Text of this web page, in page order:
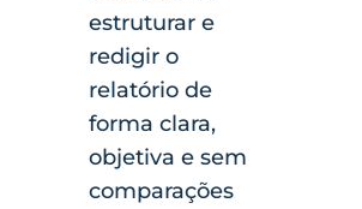
estruturar e
redigir o
relatório de
forma clara,
objetiva e sem
comparações